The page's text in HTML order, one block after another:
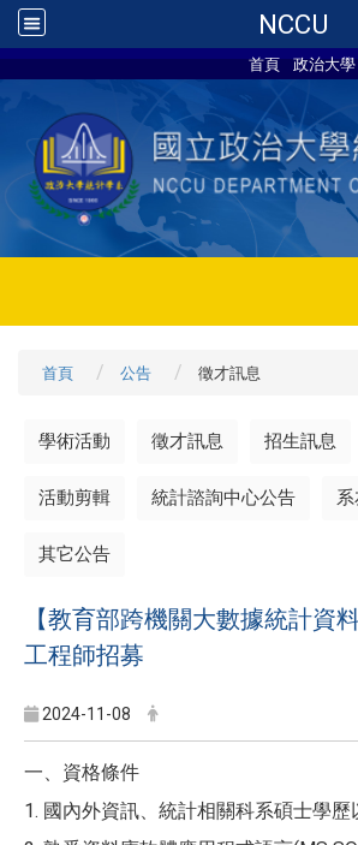
NCCU
首頁 政治大學
首頁 公告 徵才訊息
學術活動 徵才訊息 招生訊息
活動剪輯 統計諮詢中心公告
其它公告
【教育部跨機關大數據統計資
工程師招募
2024-11-08
一、資格條件
1. 國內外資訊、統計相關科系碩士學歷